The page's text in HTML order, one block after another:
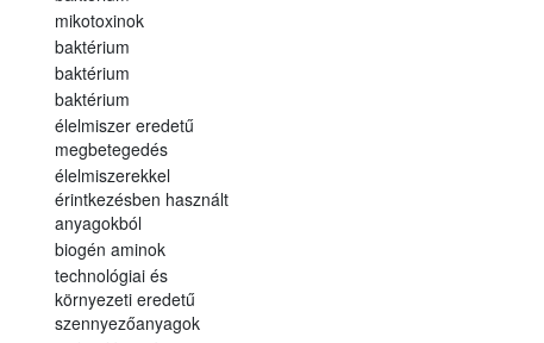
mikotoxinok
baktérium
baktérium
baktérium
élelmiszer eredetű
megbetegedés
élelmiszerekkel
érintkezésben használt
anyagokból
biogén aminok
technológiai és
környezeti eredetű
szennyezőanyagok